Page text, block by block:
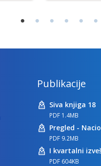
Publikacije
Siva knjiga 18
PDF 1.4MB
PDF 9.2MB
PDF 604KB